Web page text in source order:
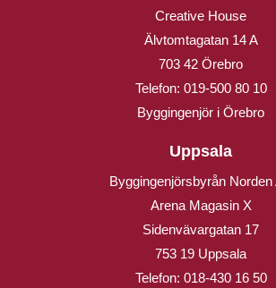
Creative House
Älvtomtagatan 14 A
703 42 Örebro
Telefon: 019-500 80 10
Byggingenjör i Örebro
Uppsala
Byggingenjörsbyrån Norden
Arena Magasin X
Sidenvävargatan 17
753 19 Uppsala
Telefon: 018-430 16 50